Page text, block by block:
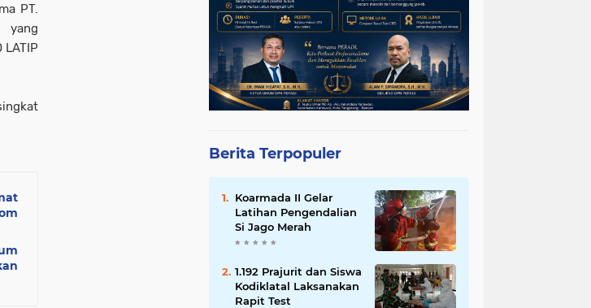
PT.
yang
Berita Terpopuler
Koarmada II Gelar
Latihan Pengendalian
Si Jago Merah
1.192 Prajurit dan Siswa
Kodiklatal Laksanakan
Rapit Test